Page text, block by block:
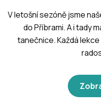
V letošní sezóně jsme
do Příbrami. A i tady
tanečnice. Každá